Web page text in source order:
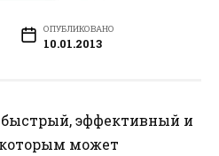
ОПУБЛИКОВАНО
10.01.2013
эффективный и
может